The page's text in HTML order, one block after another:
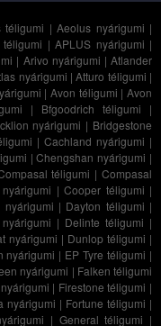
téligumi |Aeolus nyárigumi |
|APLUS nyárigumi |
| Arivo nyárigumi |Atlander
nyárigumi |Atturo téligumi |
|Avon téligumi |Avon
| Bfgoodrich téligumi |
nyárigumi | Bridgestone
| Cachland nyárigumi |
|Chengshan nyárigumi |
téligumi |Compasal
| Cooper téligumi |
nyárigumi | Dayton téligumi |
| Delinte téligumi |
nyárigumi | Dunlop téligumi |
nyárigumi | EP Tyre téligumi |
nyárigumi | Falken téligumi
| Firestone téligumi |
nyárigumi | Fortune téligumi |
| General téligumi |